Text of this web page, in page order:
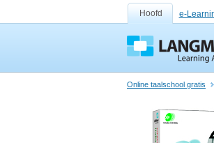
Hoofd e-
Online taalschool gratis